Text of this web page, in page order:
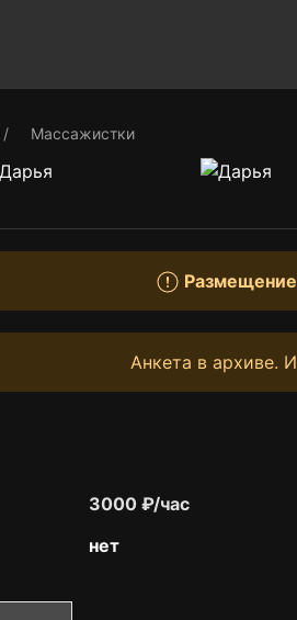
Массажистки
Анкета в архиве.
3000 ₽/час
нет